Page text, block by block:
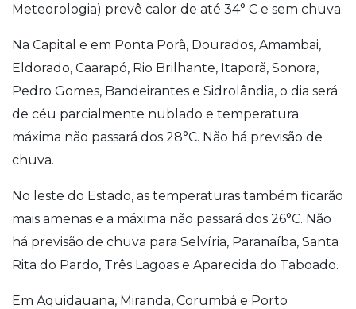
Meteorologia) prevê calor de até 34° C e sem chuva.
Na Capital e em Ponta Porã, Dourados, Amambai,
Eldorado, Caarapó, Rio Brilhante, Itaporã, Sonora,
Pedro Gomes, Bandeirantes e Sidrolândia, o dia será
de céu parcialmente nublado e temperatura
máxima não passará dos 28°C. Não há previsão de
chuva.
No leste do Estado, as temperaturas também ficarão
mais amenas e a máxima não passará dos 26°C. Não
há previsão de chuva para Selvíria, Paranaíba, Santa
Rita do Pardo, Três Lagoas e Aparecida do Taboado.
Em Aquidauana, Miranda, Corumbá e Porto